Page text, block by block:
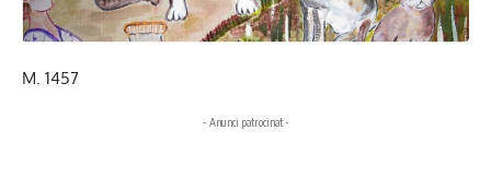
M. 1457
- Anunci patrocinat -